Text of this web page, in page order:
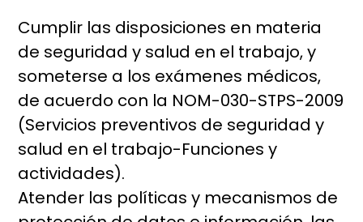
Cumplir las disposiciones en materia
de seguridad y salud en el trabajo, y
someterse a los exámenes médicos,
de acuerdo con la NOM-030-STPS-2009
(Servicios preventivos de seguridad y
salud en el trabajo-Funciones y
actividades).
Atender las políticas y mecanismos de